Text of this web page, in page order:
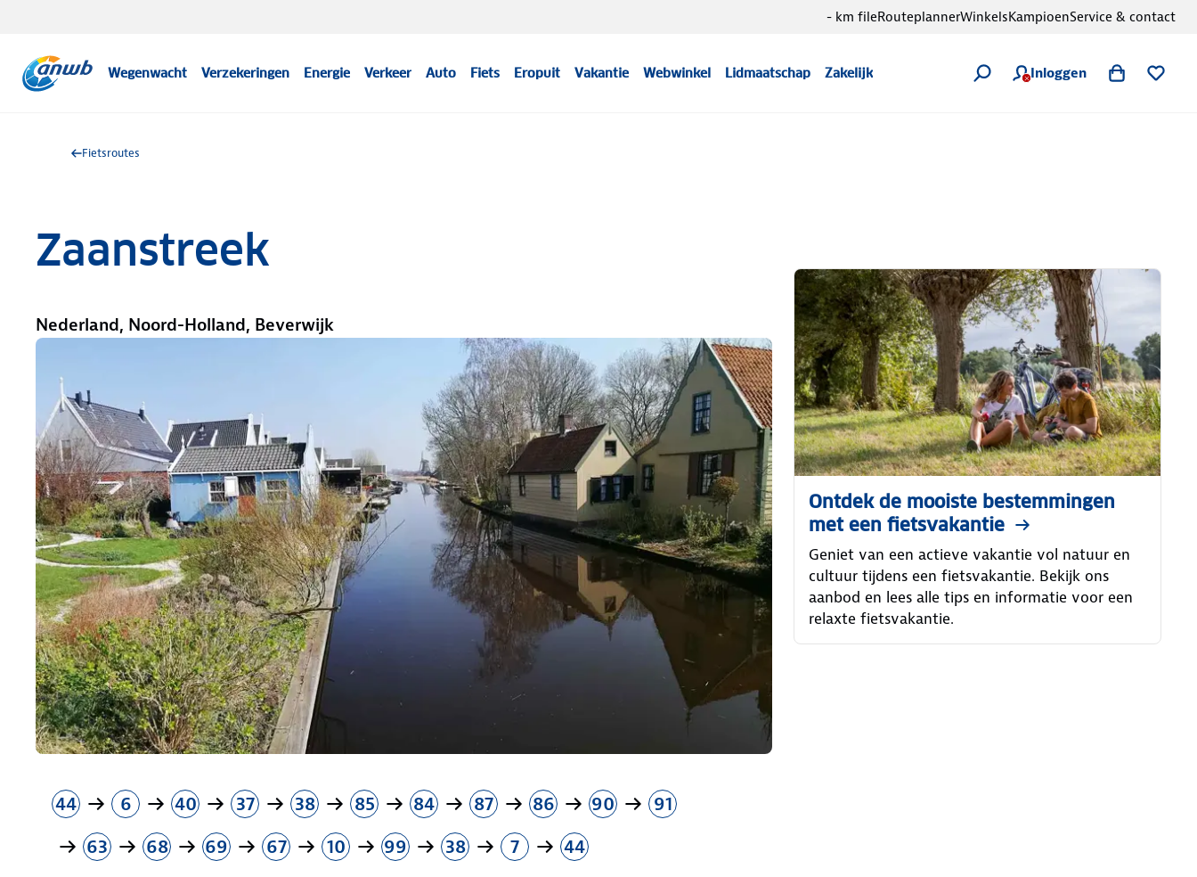
Wegenwacht Verzekeringen Energie Verkeer Auto Fiets Eropuit Vakantie Webwinkel Lidmaatschap Zakelijk Inloggen
- km fileRouteplannerWinkelsKampioenService & contact
Fietsroutes
Zaanstreek
Nederland, Noord-Holland, Beverwijk
44 6 40 37 38 85 84 87 86 90
91
63
68 69 67 10 99 38 7 44
Ontdek de mooiste bestemmingen
met een fietsvakantie
Geniet van een actieve vakantie vol natuur en
cultuur tijdens een fietsvakantie. Bekijk ons
aanbod en lees alle tips en informatie voor een
relaxte fietsvakantie.